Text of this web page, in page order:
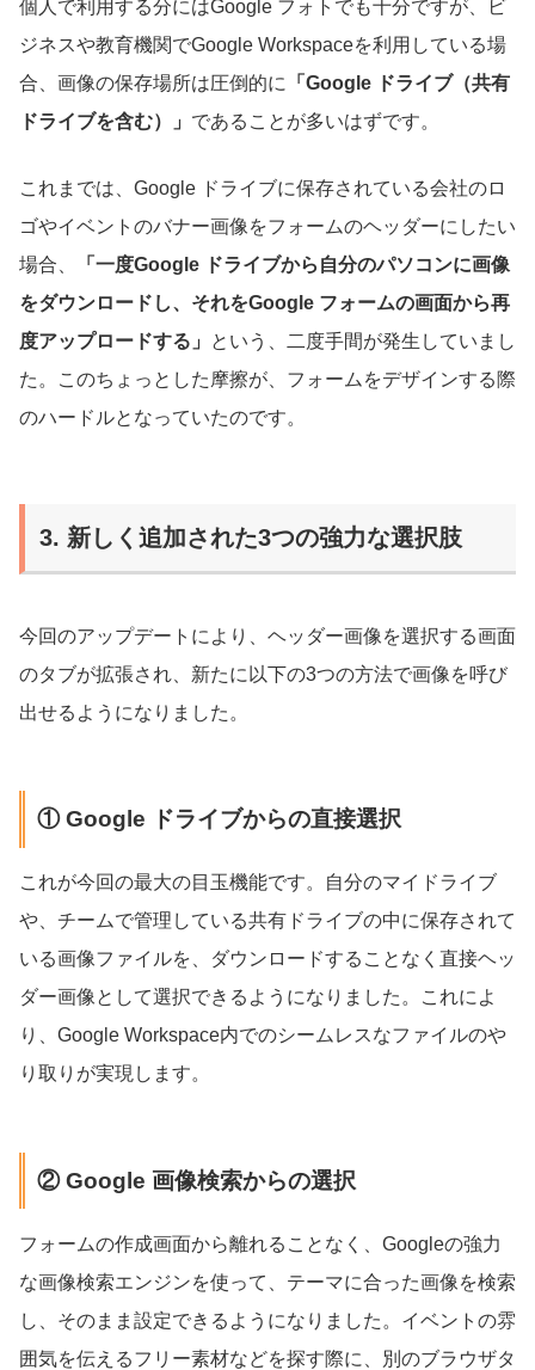
個人で利用する分にはGoogle フォトでも十分ですが、ビ
ジネスや教育機関でGoogle Workspaceを利用している場
合、画像の保存場所は圧倒的に
「Google ドライブ（共有
ドライブを含む）」 であることが多いはずです。
これまでは、Google ドライブに保存されている会社のロ
ゴやイベントのバナー画像をフォームのヘッダーにしたい
場合、
「一度Google ドライブから自分のパソコンに画像
をダウンロードし、それをGoogle フォームの画面から再
度アップロードする」
という、二度手間が発生していまし
た。このちょっとした摩擦が、フォームをデザインする際
のハードルとなっていたのです。
3. 新しく追加された3つの強力な選択肢
今回のアップデートにより、ヘッダー画像を選択する画面
のタブが拡張され、新たに以下の3つの方法で画像を呼び
出せるようになりました。
① Google ドライブからの直接選択
これが今回の最大の目玉機能です。自分のマイドライブ
や、チームで管理している共有ドライブの中に保存されて
いる画像ファイルを、ダウンロードすることなく直接ヘッ
ダー画像として選択できるようになりました。これによ
り、Google Workspace内でのシームレスなファイルのや
り取りが実現します。
② Google 画像検索からの選択
フォームの作成画面から離れることなく、Googleの強力
な画像検索エンジンを使って、テーマに合った画像を検索
し、そのまま設定できるようになりました。イベントの雰
囲気を伝えるフリー素材などを探す際に、別のブラウザタ